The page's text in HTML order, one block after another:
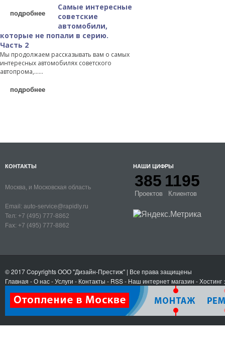
подробнее
Самые интересные
советские
автомобили,
которые не попали в серию.
Часть 2
Мы продолжаем рассказывать вам о самых
интересных автомобилях советского
автопрома,…...
подробнее
КОНТАКТЫ
Москва, и Московская область
Email: auto-service@rapidly.ru
Тел: +7 (495) 777-8862
Fax: +7 (495) 777-8862
НАШИ ЦИФРЫ
385
Проектов
1195
Клиентов
© 2017 CopyrightsООО "Дизайн-Престиж" | Все права защищены
Главная -О нас-Услуги - Контакты - RSS- Наш интернет магазин -Хостинг